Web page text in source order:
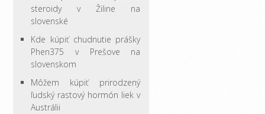
steroidy v Žiline na
slovenské
Kde kúpiť chudnutie prášky
Phen375 v Prešove na
slovenskom
Môžem kúpiť prirodzený
ľudský rastový hormón liek v
Austrálii